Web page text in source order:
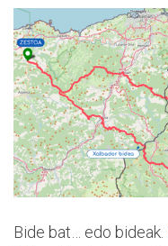
Bide bat… edo bideak.